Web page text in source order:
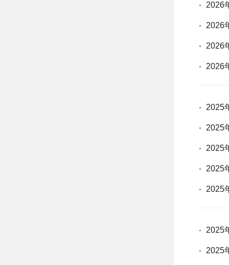
2026
2026
2026
2026
2025
2025
2025
2025
2025
2025
2025